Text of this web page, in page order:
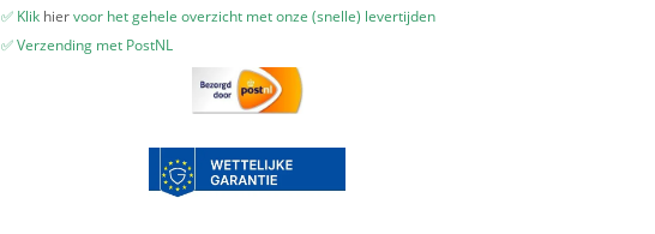
✅ Klik hiervoor het gehele overzicht met onze (snelle) levertijden
✅ Verzending met PostNL